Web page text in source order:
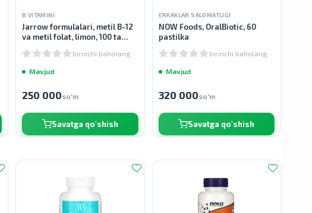
B VITAMINI
Jarrow formulalari, metil B-12
va metil folat, limon, 100 ta
birinchi baholang
Mavjud
250 000so'm
Savatga qo'shish
ERKAKLAR SALOMATLIGI
NOW Foods, OralBiotic, 60
pastilka
birinchi baholang
Mavjud
320 000so'm
Savatga qo'shish